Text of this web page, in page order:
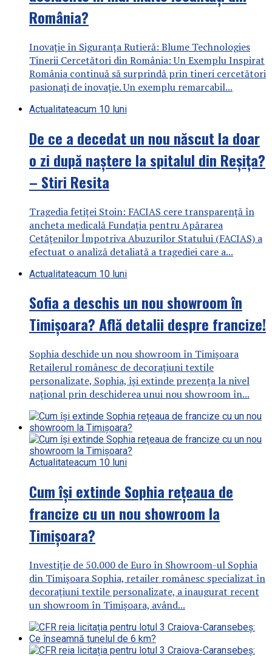
România?
Inovație în Siguranța Rutieră: Blume Technologies
Tinerii Cercetători din România: Un Exemplu Inspirat
România continuă să surprindă prin tineri cercetători
pasionați de inovație. Un exemplu remarcabil...
Actualitateacum 10 luni
De ce a decedat un nou născut la doar
o zi după naștere la spitalul din Reșița?
– Stiri Resita
Tragedia fetiței Stoin: FACIAS cere transparență în
ancheta medicală Fundația pentru Apărarea
Cetățenilor Împotriva Abuzurilor Statului (FACIAS) a
efectuat o analiză detaliată a tragediei care a...
Actualitateacum 10 luni
Sofia a deschis un nou showroom în
Timișoara? Află detalii despre francize!
Sophia deschide un nou showroom în Timișoara
Retailerul românesc de decorațiuni textile
personalizate, Sophia, își extinde prezența la nivel
național prin deschiderea unui nou showroom în...
Actualitateacum 10 luni
Cum își extinde Sophia rețeaua de
francize cu un nou showroom la
Timișoara?
Investiție de 50.000 de Euro în Showroom-ul Sophia
din Timișoara Sophia, retailer românesc specializat în
decorațiuni textile personalizate, a inaugurat recent
un showroom în Timișoara, având...